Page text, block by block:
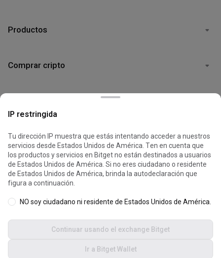
Productos
Comprar cripto
Legal
Las cookies se usan para optimizar y personalizar tu experiencia
en el sitio web. Puedes gestionar tus preferencias de cookies y
consultar laPolítica de Cookies
Aceptar todas las cookies
Rechazar todo
Configuración de cookies
IP restringida
Tu dirección IP muestra que estás intentando acceder a nuestros
servicios desde Estados Unidos de América. Ten en cuenta que
los productos y servicios en Bitget no están destinados a usuarios
de Estados Unidos de América. Si no eres ciudadano o residente
de Estados Unidos de América, brinda la autodeclaración que
figura a continuación.
NO soy ciudadano ni residente de Estados Unidos de América.
Continuar usando el exchange Bitget
Ir a Bitget Wallet